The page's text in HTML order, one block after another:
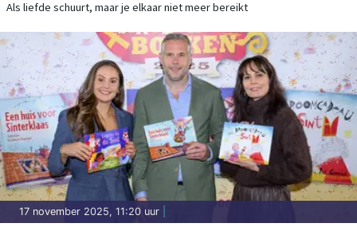
Als liefde schuurt, maar je elkaar niet meer bereikt
17 november 2025, 11:20 uur